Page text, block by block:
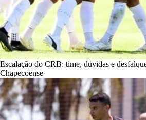
Escalação do CRB: time, dúvidas e
Chapecoense